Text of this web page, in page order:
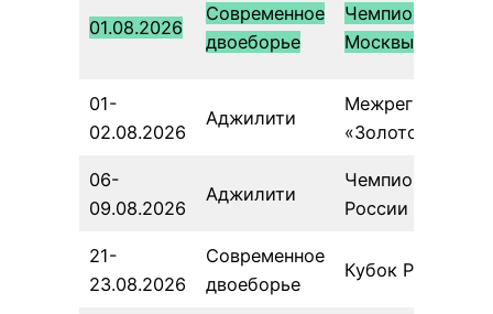
01.08.2026
Современное
двоеборье
Чемпионат
Москвы
01-
02.08.2026
Аджилити
«Золотой Ник»
06-
09.08.2026
Аджилити
Чемпионат
России
21-
23.08.2026
Современное
двоеборье
Кубок России